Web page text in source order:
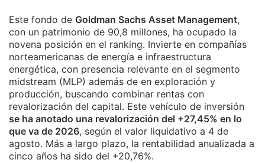
Este fondo de Goldman Sachs Asset Management,
con un patrimonio de 90,8 millones, ha ocupado la
novena posición en el ranking. Invierte en compañías
norteamericanas de energía e infraestructura
energética, con presencia relevante en el segmento
midstream (MLP) además de en exploración y
producción, buscando combinar rentas con
revalorización del capital. Este vehículo de inversión
se ha anotado una revalorización del +27,45% en lo
que va de 2026, según el valor liquidativo a 4 de
agosto. Más a largo plazo, la rentabilidad anualizada a
cinco años ha sido del +20,76%.